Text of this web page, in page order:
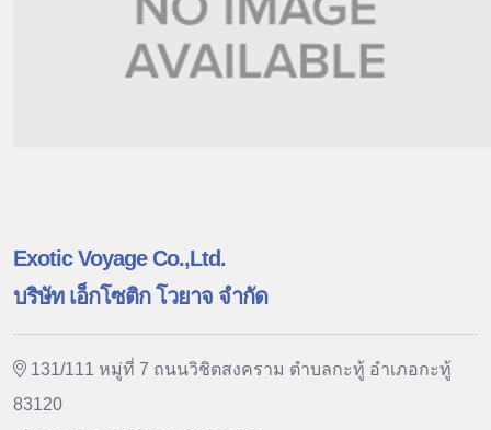
Exotic Voyage Co.,Ltd.
บริษัท เอ็กโซติก โวยาจ จำกัด
131/111 หมู่ที่ 7 ถนนวิชิตสงคราม ตำบลกะทู้ อำเภอกะทู้
83120